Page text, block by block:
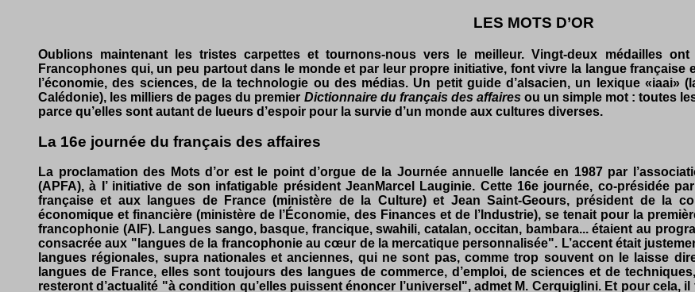
LES MOTS D’OR
Oublions maintenant les tristes carpettes et tournons-nous vers le meilleur. Vingt-deux médailles
Francophones qui, un peu partout dans le monde et par leur propre initiative, font vivre la langue
l’économie, des sciences, de la technologie ou des médias. Un petit guide d’alsacien, un lexique «iaai»
Calédonie), les milliers de pages du premier Dictionnaire du français des affaires ou un simple mot : toutes
parce qu’elles sont autant de lueurs d’espoir pour la survie d’un monde aux cultures diverses.
La 16e journée du français des affaires
La proclamation des Mots d’or est le point d’orgue de la Journée annuelle lancée en 1987 par
(APFA), à I’ initiative de son infatigable président Jean­Marcel Lauginie. Cette 16e journée, co-présidée
française et aux langues de France (ministère de la Culture) et Jean Saint-Geours, président de la
économique et financière (ministère de l’Économie, des Finances et de l’Industrie), se tenait pour la
francophonie (AIF). Langues sango, basque, francique, swahili, catalan, occitan, bambara... étaient au
consacrée aux "langues de la francophonie au cœur de la mercatique personnalisée". L’accent était
langues régionales, supra nationales et anciennes, qui ne sont pas, comme trop souvent on le laisse
langues de France, elles sont toujours des langues de commerce, d’emploi, de sciences et de
resteront d’actualité "à condition qu’elles puissent énoncer l’universel", admet M. Cerquiglini. Et pour cela,